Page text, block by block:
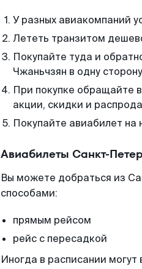
У разных авиакомпаний
Лететь транзитом
Покупайте туда и
Чжаньчзян в одну
При покупке обращайте
акции, скидки и
Покупайте авиабилет на
Авиабилеты Санкт-
Вы можете добраться из
способами:
прямым рейсом
рейс с пересадкой
Иногда в расписании